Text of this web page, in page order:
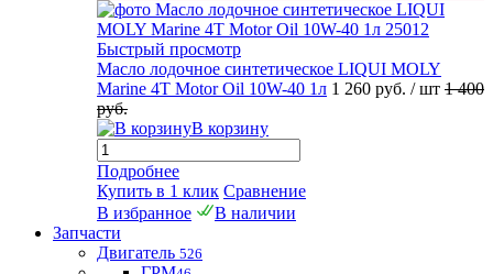
Быстрый просмотр
Масло лодочное синтетическое LIQUI MOLY
Marine 4T Motor Oil 10W-40 1л 1 260 руб. / шт 1 400
руб.
В корзину
Подробнее
Купить в 1 клик Сравнение
В избранное
В наличии
Запчасти
Двигатель 526